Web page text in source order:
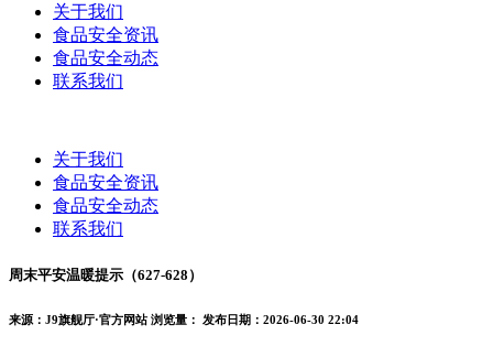
关于我们
食品安全资讯
食品安全动态
联系我们
关于我们
食品安全资讯
食品安全动态
联系我们
周末平安温暖提示（627-628）
来源：J9旗舰厅·官方网站 浏览量： 发布日期：2026-06-30 22:04